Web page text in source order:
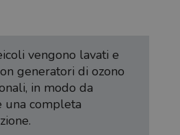
vengono lavati e
generatori di ozono
in modo da
una completa